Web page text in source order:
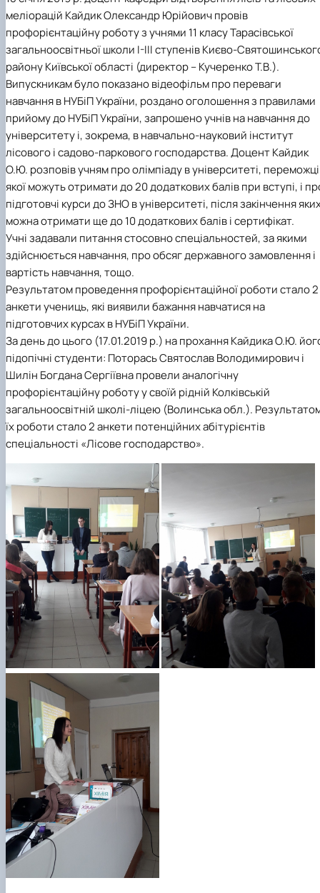
меліорацій Кайдик Олександр Юрійович провів
профорієнтаційну роботу з учнями 11 класу Тарасівської
загальноосвітньої школи І-ІІІ ступенів Києво-
району Київської області (директор – Кучеренко Т.В.).
Випускникам було показано відеофільм про переваги
навчання в НУБіП України, роздано оголошення з правилами
прийому до НУБіП України, запрошено учнів на навчання до
університету і, зокрема, в навчально-науковий інститут
лісового і садово-паркового господарства. Доцент Кайдик
О.Ю. розповів учням про олімпіаду в університеті, переможці
якої можуть отримати до 20 додаткових балів при вступі, і
підготовчі курси до ЗНО в університеті, після закінчення
можна отримати ще до 10 додаткових балів і сертифікат.
Учні задавали питання стосовно спеціальностей, за якими
здійснюється навчання, про обсяг державного замовлення і
вартість навчання, тощо.
Результатом проведення профорієнтаційної роботи стало 2
анкети учениць, які виявили бажання навчатися на
підготовчих курсах в НУБіП України.
За день до цього (17.01.2019 р.) на прохання Кайдика О.Ю.
підопічні студенти: Поторась Святослав Володимирович і
Шилін Богдана Сергіївна провели аналогічну
профорієнтаційну роботу у своїй рідній Колківській
загальноосвітній школі-ліцею (Волинська обл.).
їх роботи стало 2 анкети потенційних абітурієнтів
спеціальності «Лісове господарство».